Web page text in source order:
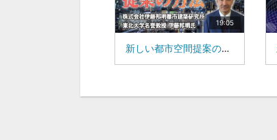
19:05
新しい都市空間提案の方法①：東北大学 名誉教授、株式会社伊藤邦明都市建築研究所 代表取締役：伊藤 邦明